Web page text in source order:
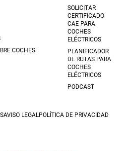
COCHES
SOLICITAR
CERTIFICADO
CAE PARA
COCHES
ELÉCTRICOS
PLANIFICADOR
DE RUTAS PARA
COCHES
ELÉCTRICOS
PODCAST
AVISO LEGAL POLÍTICA DE PRIVACIDAD